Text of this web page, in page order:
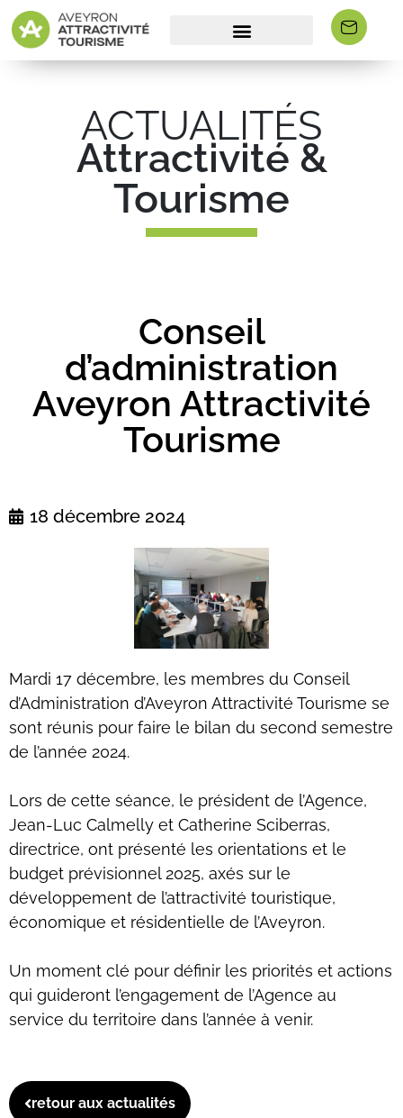
ACTUALITÉS
Attractivité &
Tourisme
Conseil
d’administration
Aveyron Attractivité
Tourisme
18 décembre 2024
Mardi 17 décembre, les membres du Conseil
d’Administration d’Aveyron Attractivité Tourisme se
sont réunis pour faire le bilan du second semestre
de l’année 2024.
Lors de cette séance, le président de l’Agence,
Jean-Luc Calmelly et Catherine Sciberras,
directrice, ont présenté les orientations et le
budget prévisionnel 2025, axés sur le
développement de l’attractivité touristique,
économique et résidentielle de l’Aveyron.
Un moment clé pour définir les priorités et actions
qui guideront l’engagement de l’Agence au
service du territoire dans l’année à venir.
retour aux actualités